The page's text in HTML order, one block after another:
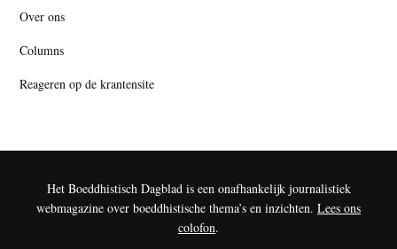
Over ons
Columns
Reageren op de krantensite
Het Boeddhistisch Dagblad is een onafhankelijk journalistiek
webmagazine over boeddhistische thema’s en inzichten. Lees ons
colofon.